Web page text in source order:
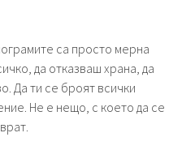
са просто мерна
да отказваш храна, да
Да ти се броят всички
Не е нещо, с което да се